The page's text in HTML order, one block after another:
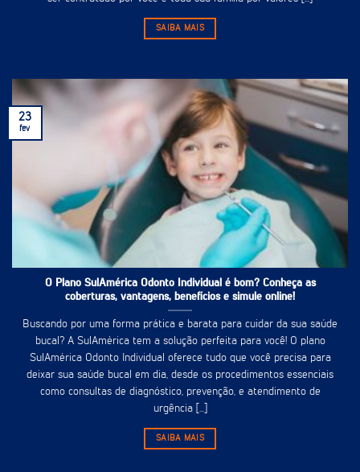
SAIBA MAIS
O Plano SulAmérica Odonto Individual é bom? Conheça as
coberturas, vantagens, benefícios e simule online!
Buscando por uma forma prática e barata para cuidar da sua saúde
bucal? A SulAmérica tem a solução perfeita para você! O plano
SulAmérica Odonto Individual oferece tudo que você precisa para
deixar sua saúde bucal em dia, desde os procedimentos essenciais
como consultas de diagnóstico, prevenção, e atendimento de
urgência [...]
SAIBA MAIS
23
fev